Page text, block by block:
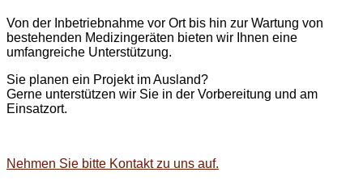
Von der Inbetriebnahme vor Ort bis hin zur Wartung von
bestehenden Medizingeräten bieten wir Ihnen eine
umfangreiche Unterstützung.
Sie planen ein Projekt im Ausland?
Gerne unterstützen wir Sie in der Vorbereitung und am
Einsatzort.
Nehmen Sie bitte Kontakt zu uns auf.